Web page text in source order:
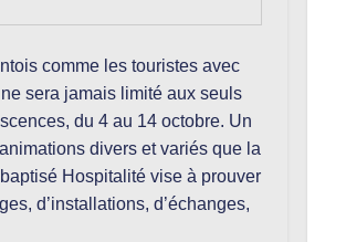
comme les touristes avec
sera jamais limité aux seuls
du 4 au 14 octobre. Un
divers et variés que la
Hospitalité vise à prouver
d’installations, d’échanges,